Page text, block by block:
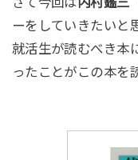
ーをしていきたいと
就活生が読むべき本
ったことがこの本を